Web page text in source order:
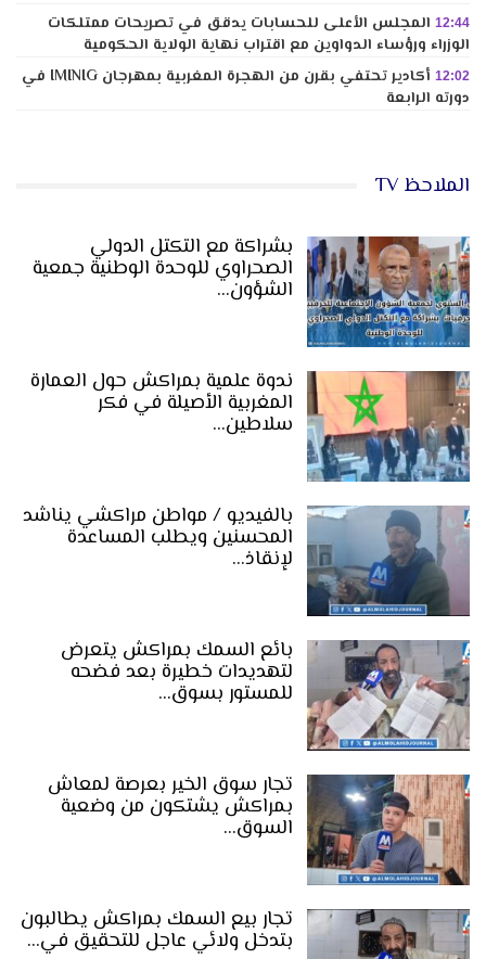
12:44 المجلس الأعلى للحسابات يدقق في تصريحات ممتلكات
الوزراء ورؤساء الدواوين مع اقتراب نهاية الولاية الحكومية
12:02
أكادير تحتفي بقرن من الهجرة المغربية بمهرجان IMINIG في
دورته الرابعة
الملاحظ TV
بشراكة مع التكتل الدولي
الصحراوي للوحدة الوطنية جمعية
الشؤون…
ندوة علمية بمراكش حول العمارة
المغربية الأصيلة في فكر
سلاطين…
بالفيديو / مواطن مراكشي يناشد
المحسنين ويطلب المساعدة
لإنقاذ…
بائع السمك بمراكش يتعرض
لتهديدات خطيرة بعد فضحه
للمستور بسوق…
تجار سوق الخير بعرصة لمعاش
بمراكش يشتكون من وضعية
السوق…
تجار بيع السمك بمراكش يطالبون
بتدخل ولائي عاجل للتحقيق في…